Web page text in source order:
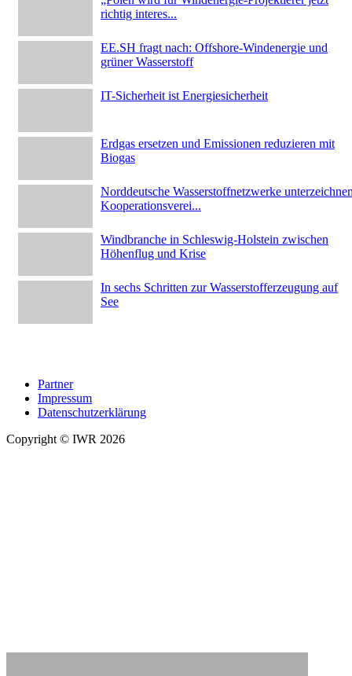
richtig interes...
EE.SH fragt nach: Offshore-Windenergie und
grüner Wasserstoff
IT-Sicherheit ist Energiesicherheit
Erdgas ersetzen und Emissionen reduzieren mit
Biogas
Norddeutsche Wasserstoffnetzwerke
Kooperationsverei...
Windbranche in Schleswig-Holstein zwischen
Höhenflug und Krise
In sechs Schritten zur Wasserstofferzeugung auf
See
Partner
Impressum
Datenschutzerklärung
Copyright © IWR 2026